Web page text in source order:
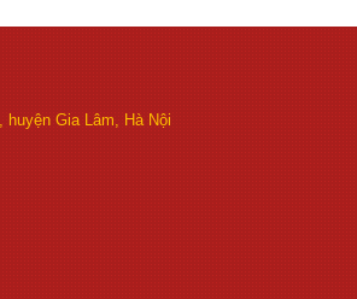
Gia Lâm, Hà Nội